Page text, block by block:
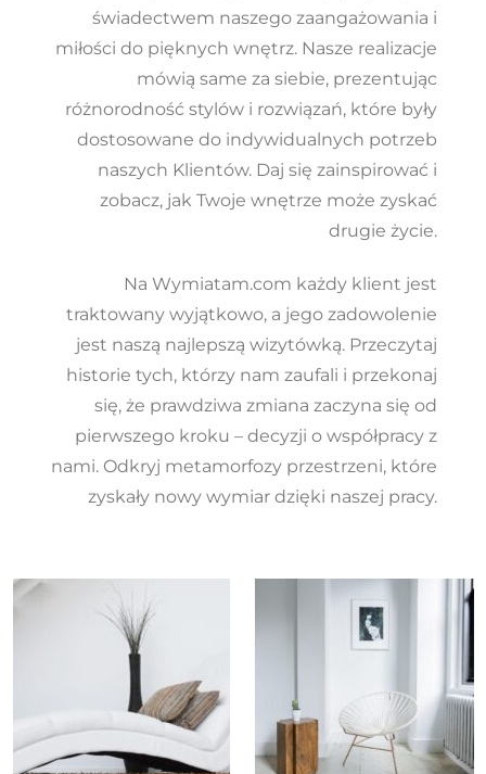
świadectwem naszego zaangażowania i
miłości do pięknych wnętrz. Nasze realizacje
mówią same za siebie, prezentując
różnorodność stylów i rozwiązań, które były
dostosowane do indywidualnych potrzeb
naszych Klientów. Daj się zainspirować i
zobacz, jak Twoje wnętrze może zyskać
drugie życie.
Na Wymiatam.com każdy klient jest
traktowany wyjątkowo, a jego zadowolenie
jest naszą najlepszą wizytówką. Przeczytaj
historie tych, którzy nam zaufali i przekonaj
się, że prawdziwa zmiana zaczyna się od
pierwszego kroku – decyzji o współpracy z
nami. Odkryj metamorfozy przestrzeni, które
zyskały nowy wymiar dzięki naszej pracy.